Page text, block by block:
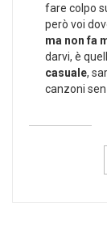
fare colpo
però voi
ma non fa
darvi, è
casuale,
canzoni